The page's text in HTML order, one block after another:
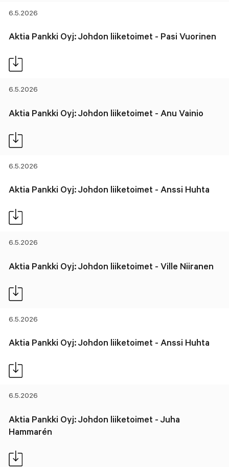
6.5.2026
Aktia Pankki Oyj: Johdon liiketoimet - Pasi Vuorinen
6.5.2026
Aktia Pankki Oyj: Johdon liiketoimet - Anu Vainio
6.5.2026
Aktia Pankki Oyj: Johdon liiketoimet - Anssi Huhta
6.5.2026
Aktia Pankki Oyj: Johdon liiketoimet - Ville Niiranen
6.5.2026
Aktia Pankki Oyj: Johdon liiketoimet - Anssi Huhta
6.5.2026
Aktia Pankki Oyj: Johdon liiketoimet - Juha
Hammarén